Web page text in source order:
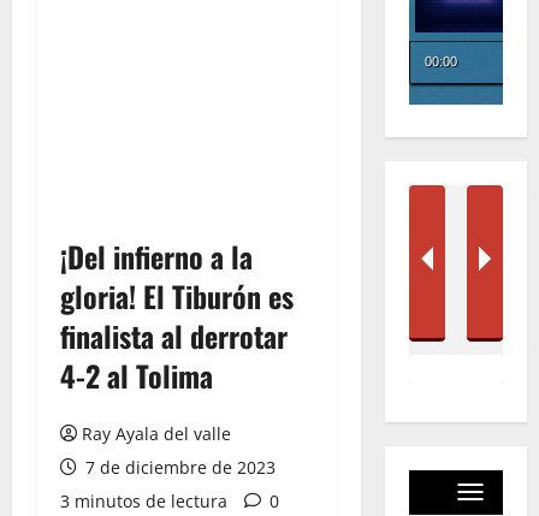
¡Del infierno a la
gloria! El Tiburón es
finalista al derrotar
4-2 al Tolima
Ray Ayala del valle
7 de diciembre de 2023
3 minutos de lectura
0